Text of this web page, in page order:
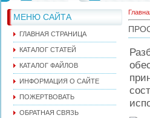
МЕНЮ САЙТА
ГЛАВНАЯ СТРАНИЦА
КАТАЛОГ СТАТЕЙ
КАТАЛОГ ФАЙЛОВ
ИНФОРМАЦИЯ О САЙТЕ
ПОЖЕРТВОВАТЬ
ОБРАТНАЯ СВЯЗЬ